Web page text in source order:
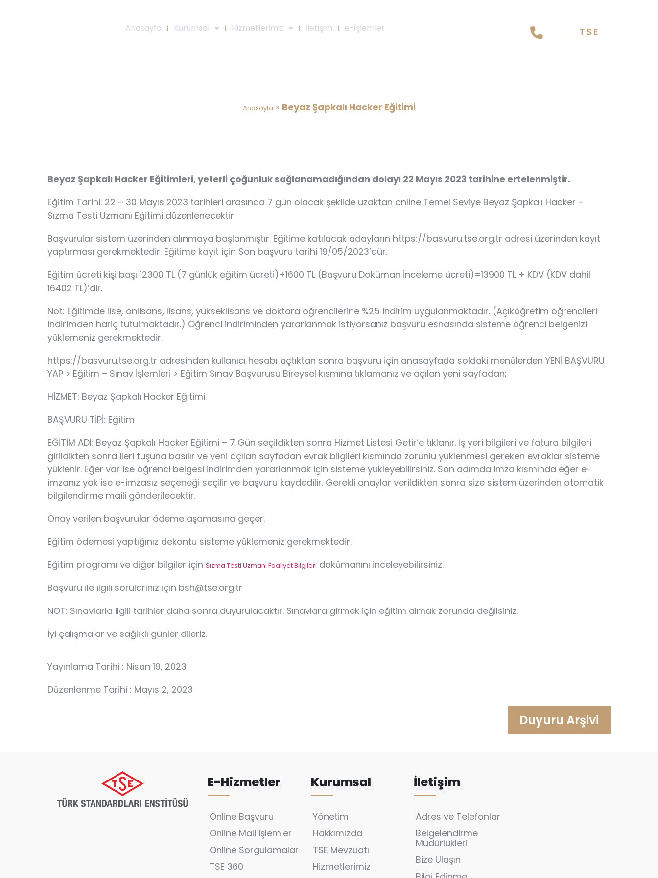
Anasayfa Kurumsal Hizmetlerimiz İletişim e-İşlemler
Anasayfa » Beyaz Şapkalı Hacker Eğitimi
Beyaz Şapkalı Hacker Eğitimleri, yeterli çoğunluk sağlanamadığından dolayı 22 Mayıs 2023 tarihine ertelenmiştir.
Eğitim Tarihi: 22 – 30 Mayıs 2023 tarihleri arasında 7 gün olacak şekilde uzaktan online Temel Seviye Beyaz Şapkalı Hacker –
Sızma Testi Uzmanı Eğitimi düzenlenecektir.
Başvurular sistem üzerinden alınmaya başlanmıştır. Eğitime katılacak adayların https://basvuru.tse.org.tr adresi üzerinden kayıt
yaptırması gerekmektedir. Eğitime kayıt için Son başvuru tarihi 19/05/2023’dür.
Eğitim ücreti kişi başı 12300 TL (7 günlük eğitim ücreti)+1600 TL (Başvuru Doküman İnceleme ücreti)=13900 TL + KDV (KDV dahil
16402 TL)’dir.
Not: Eğitimde lise, önlisans, lisans, yükseklisans ve doktora öğrencilerine %25 indirim uygulanmaktadır. (Açıköğretim öğrencileri
indirimden hariç tutulmaktadır.) Öğrenci indiriminden yararlanmak istiyorsanız başvuru esnasında sisteme öğrenci belgenizi
yüklemeniz gerekmektedir.
https://basvuru.tse.org.tr adresinden kullanıcı hesabı açtıktan sonra başvuru için anasayfada soldaki menülerden YENİ BAŞVURU
YAP > Eğitim – Sınav İşlemleri > Eğitim Sınav Başvurusu Bireysel kısmına tıklamanız ve açılan yeni sayfadan;
HİZMET: Beyaz Şapkalı Hacker Eğitimi
BAŞVURU TİPİ: Eğitim
EĞİTİM ADI: Beyaz Şapkalı Hacker Eğitimi – 7 Gün seçildikten sonra Hizmet Listesi Getir’e tıklanır. İş yeri bilgileri ve fatura bilgileri
girildikten sonra ileri tuşuna basılır ve yeni açılan sayfadan evrak bilgileri kısmında zorunlu yüklenmesi gereken evraklar sisteme
yüklenir. Eğer var ise öğrenci belgesi indirimden yararlanmak için sisteme yükleyebilirsiniz. Son adımda imza kısmında eğer e-
imzanız yok ise e-imzasız seçeneği seçilir ve başvuru kaydedilir. Gerekli onaylar verildikten sonra size sistem üzerinden otomatik
bilgilendirme maili gönderilecektir.
Onay verilen başvurular ödeme aşamasına geçer.
Eğitim ödemesi yaptığınız dekontu sisteme yüklemeniz gerekmektedir.
Eğitim programı ve diğer bilgiler için Sızma Testi Uzmanı Faaliyet Bilgileri dokümanını inceleyebilirsiniz.
Başvuru ile ilgili sorularınız için bsh@tse.org.tr
NOT: Sınavlarla ilgili tarihler daha sonra duyurulacaktır. Sınavlara girmek için eğitim almak zorunda değilsiniz.
İyi çalışmalar ve sağlıklı günler dileriz.
Yayınlama Tarihi : Nisan 19, 2023
Düzenlenme Tarihi : Mayıs 2, 2023
Duyuru Arşivi
E-Hizmetler
Online Başvuru
Online Mali İşlemler
Online Sorgulamalar
TSE 360
Kurumsal
Yönetim
Hakkımızda
TSE Mevzuatı
Hizmetlerimiz
İletişim
Adres ve Telefonlar
Belgelendirme
Müdürlükleri
Bize Ulaşın